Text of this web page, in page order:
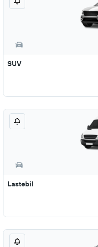
SUV
Lastebil